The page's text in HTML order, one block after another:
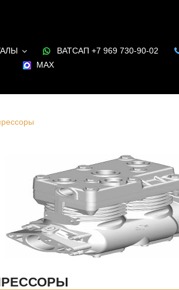
ВАТСАП +7 969 730-90-02
MAX
Andoria